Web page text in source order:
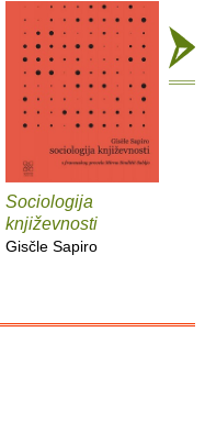
Sociologija
književnosti
Gisčle Sapiro